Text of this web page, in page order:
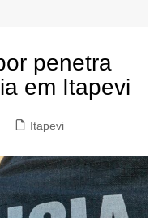
penetra
em Itapevi
Itapevi